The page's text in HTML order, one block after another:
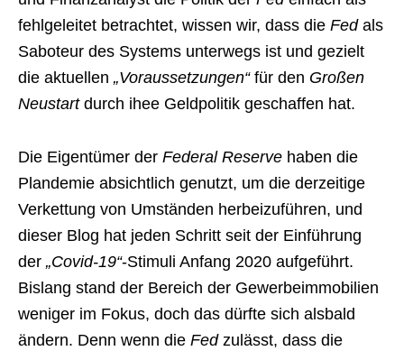
fehlgeleitet betrachtet, wissen wir, dass die Fedals
Saboteur des Systems unterwegs ist und gezielt
die aktuellen „Voraussetzungen“für den Großen
Neustartdurch ihee Geldpolitik geschaffen hat.
Die Eigentümer der Federal Reserve haben die
Plandemie absichtlich genutzt, um die derzeitige
Verkettung von Umständen herbeizuführen, und
dieser Blog hat jeden Schritt seit der Einführung
der „Covid-19“-Stimuli Anfang 2020 aufgeführt.
Bislang stand der Bereich der Gewerbeimmobilien
weniger im Fokus, doch das dürfte sich alsbald
ändern. Denn wenn die Fedzulässt, dass die